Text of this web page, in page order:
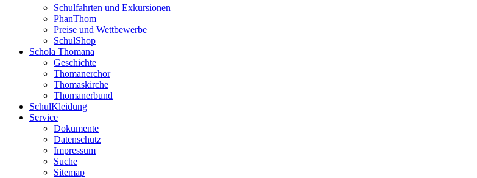
Schulfahrten und Exkursionen
PhanThom
Preise und Wettbewerbe
SchulShop
Schola Thomana
Geschichte
Thomanerchor
Thomaskirche
Thomanerbund
SchulKleidung
Service
Dokumente
Datenschutz
Impressum
Suche
Sitemap